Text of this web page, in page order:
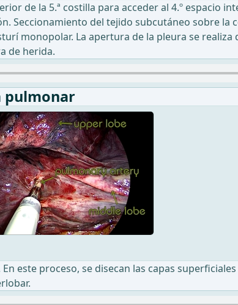
de la 5.ª costilla para acceder al 4.º espacio
Seccionamiento del tejido subcutáneo sobre la
monopolar. La apertura de la pleura se realiza
de herida.
pulmonar
este proceso, se disecan las capas